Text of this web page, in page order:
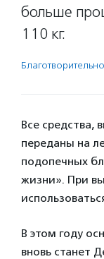
больше
110 кг.
Все средства,
переданы на
подопечных
жизни». При
В этом году
вновь станет